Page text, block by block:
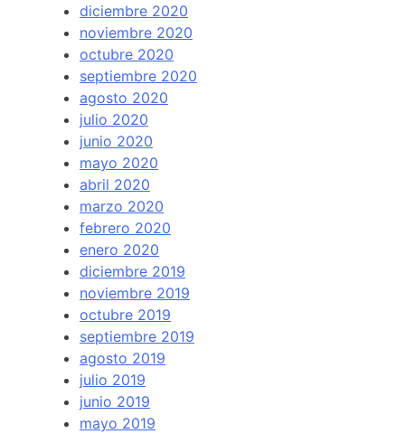
diciembre 2020
noviembre 2020
octubre 2020
septiembre 2020
agosto 2020
julio 2020
junio 2020
mayo 2020
abril 2020
marzo 2020
febrero 2020
enero 2020
diciembre 2019
noviembre 2019
octubre 2019
septiembre 2019
agosto 2019
julio 2019
junio 2019
mayo 2019